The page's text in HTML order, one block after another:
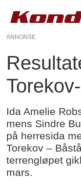
ANNONSE
Ida Amelie
mens Sindre
på herresida
Torekov –
terrengløpet
mars.